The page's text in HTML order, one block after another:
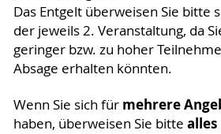
Das Entgelt überweisen Sie bitte
der jeweils 2. Veranstaltung, da
geringer bzw. zu hoher
Absage erhalten könnten.
Wenn Sie sich für mehrere
haben, überweisen Sie bitte alles